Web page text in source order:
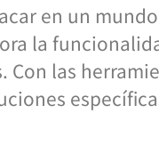
en un
la
las